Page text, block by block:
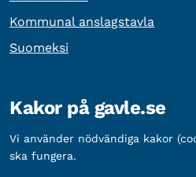
Kommunal anslagstavla
Suomeksi
Organisationsnummer:
Bankgironummer: 5888-2333
Kakor på gavle.se
Vi använder nödvändiga kakor
ska fungera.